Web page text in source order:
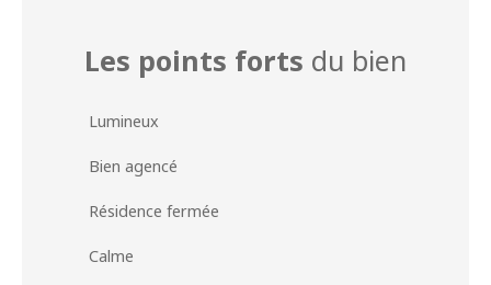
Les points forts du bien
Lumineux
Bien agencé
Résidence fermée
Calme